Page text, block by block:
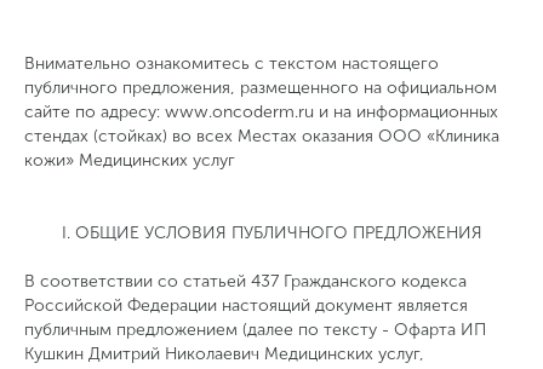
Внимательно ознакомитесь с текстом настоящего
публичного предложения, размещенного на официальном
сайте по адресу: www.oncoderm.ru и на информационных
стендах (стойках) во всех Местах оказания ООО «Клиника
кожи» Медицинских услуг
I. ОБЩИЕ УСЛОВИЯ ПУБЛИЧНОГО ПРЕДЛОЖЕНИЯ
В соответствии со статьей 437 Гражданского кодекса
Российской Федерации настоящий документ является
публичным предложением (далее по тексту - Офарта ИП
Кушкин Дмитрий Николаевич Медицинских услуг,